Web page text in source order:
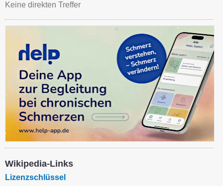
Keine direkten Treffer
Wikipedia-Links
Lizenzschlüssel